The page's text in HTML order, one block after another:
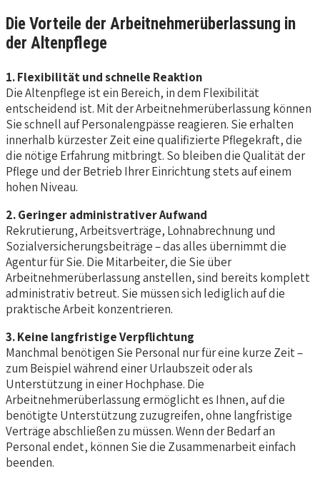
Die Vorteile der Arbeitnehmerüberlassung in
der Altenpflege
1. Flexibilität und schnelle Reaktion
Die Altenpflege ist ein Bereich, in dem Flexibilität
entscheidend ist. Mit der Arbeitnehmerüberlassung können
Sie schnell auf Personalengpässe reagieren. Sie erhalten
innerhalb kürzester Zeit eine qualifizierte Pflegekraft, die
die nötige Erfahrung mitbringt. So bleiben die Qualität der
Pflege und der Betrieb Ihrer Einrichtung stets auf einem
hohen Niveau.
2. Geringer administrativer Aufwand
Rekrutierung, Arbeitsverträge, Lohnabrechnung und
Sozialversicherungsbeiträge – das alles übernimmt die
Agentur für Sie. Die Mitarbeiter, die Sie über
Arbeitnehmerüberlassung anstellen, sind bereits komplett
administrativ betreut. Sie müssen sich lediglich auf die
praktische Arbeit konzentrieren.
3. Keine langfristige Verpflichtung
Manchmal benötigen Sie Personal nur für eine kurze Zeit –
zum Beispiel während einer Urlaubszeit oder als
Unterstützung in einer Hochphase. Die
Arbeitnehmerüberlassung ermöglicht es Ihnen, auf die
benötigte Unterstützung zuzugreifen, ohne langfristige
Verträge abschließen zu müssen. Wenn der Bedarf an
Personal endet, können Sie die Zusammenarbeit einfach
beenden.